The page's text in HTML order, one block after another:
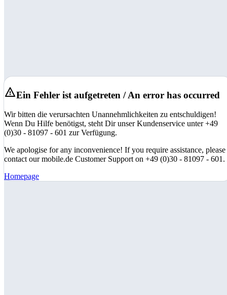
Ein Fehler ist aufgetreten / An error has occurred
Wir bitten die verursachten Unannehmlichkeiten zu entschuldigen!
Wenn Du Hilfe benötigst, steht Dir unser Kundenservice unter +49
(0)30 - 81097 - 601 zur Verfügung.
We apologise for any inconvenience! If you require assistance, please
contact our mobile.de Customer Support on +49 (0)30 - 81097 - 601.
Homepage